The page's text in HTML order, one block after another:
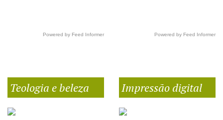
Powered by Feed Informer Powered by Feed Informer
Teologia e beleza Impressão digital